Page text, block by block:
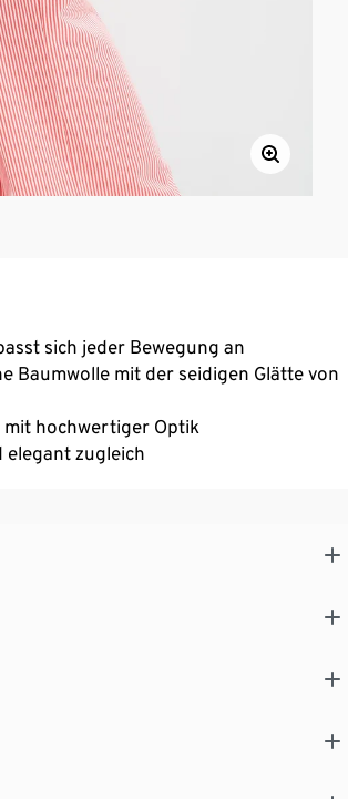
sich jeder Bewegung an
Baumwolle mit der seidigen Glätte von
hochwertiger Optik
zugleich